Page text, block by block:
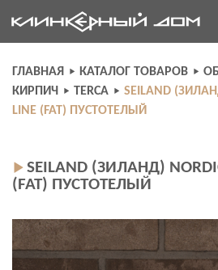
to
content
ГЛАВНАЯ КАТАЛОГ ТОВАРОВ
КИРПИЧ
TERCA
SEILAND
LINE (FAT) ПУСТОТЕЛЫЙ
SEILAND (ЗИЛАНД)
(FAT) ПУСТОТЕЛЫЙ